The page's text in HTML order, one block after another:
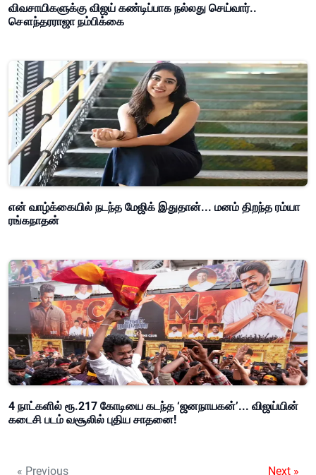
விவசாயிகளுக்கு விஜய் கண்டிப்பாக நல்லது செய்வார்..
சௌந்தரராஜா நம்பிக்கை
என் வாழ்க்கையில் நடந்த மேஜிக் இதுதான்... மனம் திறந்த ரம்யா
ரங்கநாதன்
4 நாட்களில் ரூ.217 கோடியை கடந்த ‘ஜனநாயகன்’... விஜய்யின்
கடைசி படம் வசூலில் புதிய சாதனை!
« Previous Next »